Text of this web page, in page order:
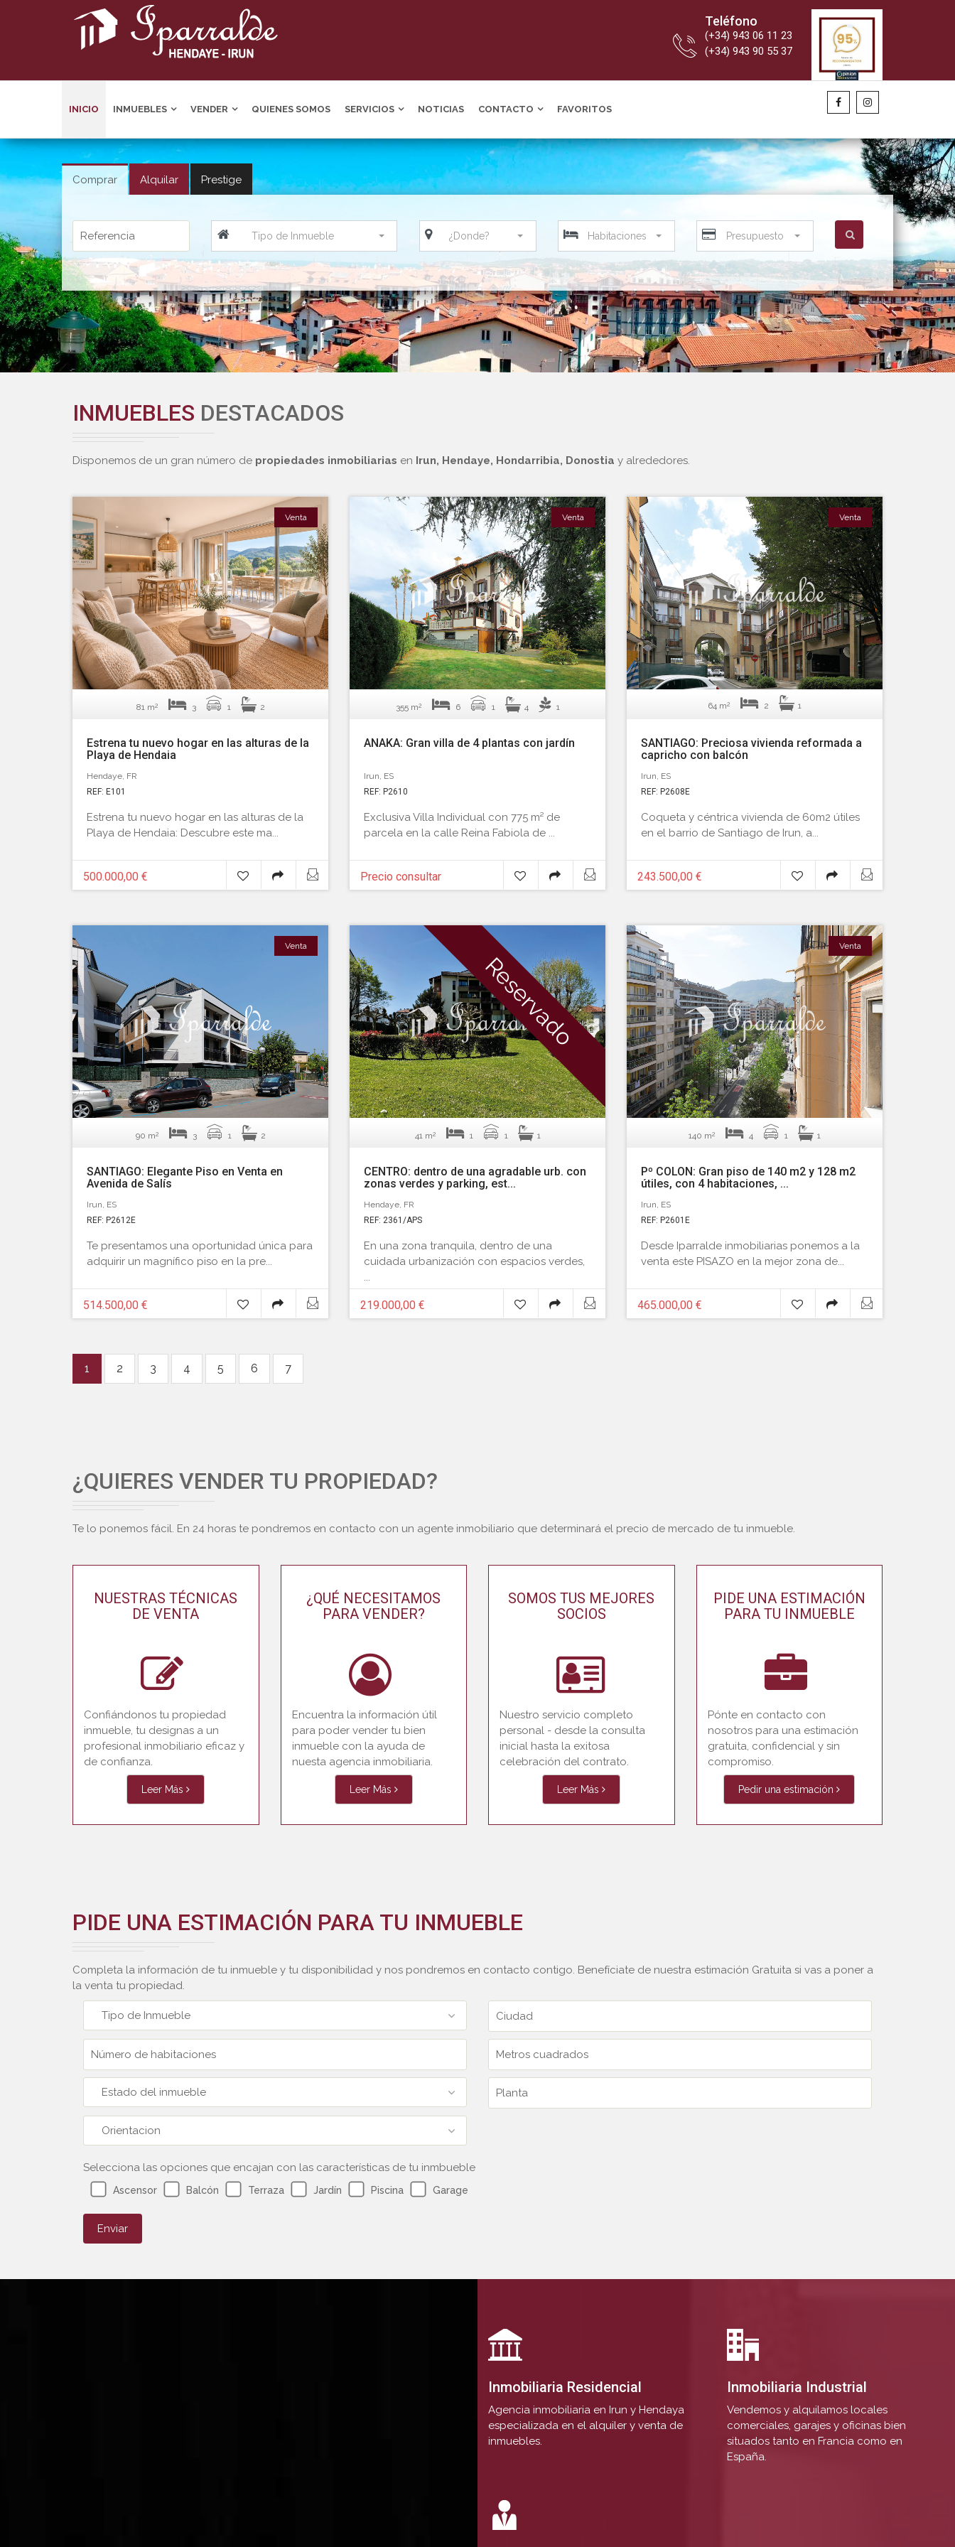
Teléfono
(+34) 943 06 11 23
(+34) 943 90 55 37
INICIO INMUEBLES VENDER QUIENES SOMOS SERVICIOS NOTICIAS CONTACTO FAVORITOS
Comprar Alquilar Prestige
Tipo de Inmueble ¿Donde? Habitaciones Presupuesto
INMUEBLES DESTACADOS
Disponemos de un gran número de propiedades inmobiliarias en Irun, Hendaye, Hondarribia, Donostia y alrededores.
81 m2 3 1 2
Venta
Estrena tu nuevo hogar en las alturas de la
Playa de Hendaia
Hendaye, FR
REF: E101
Estrena tu nuevo hogar en las alturas de la
Playa de Hendaia: Descubre este ma...
500.000,00 €
355 m2 6 1 4 1
Venta
ANAKA: Gran villa de 4 plantas con jardín
Irun, ES
REF: P2610
Exclusiva Villa Individual con 775 m² de
parcela en la calle Reina Fabiola de ...
Precio consultar
64 m2 2 1
Venta
SANTIAGO: Preciosa vivienda reformada a
capricho con balcón
Irun, ES
REF: P2608E
Coqueta y céntrica vivienda de 60m2 útiles
en el barrio de Santiago de Irun, a...
243.500,00 €
90 m2 3 1 2
Venta
SANTIAGO: Elegante Piso en Venta en
Avenida de Salís
Irun, ES
REF: P2612E
Te presentamos una oportunidad única para
adquirir un magnífico piso en la pre...
514.500,00 €
41 m2 1 1 1
Reservado
CENTRO: dentro de una agradable urb. con
zonas verdes y parking, est...
Hendaye, FR
REF: 2361/APS
En una zona tranquila, dentro de una
cuidada urbanización con espacios verdes,
...
219.000,00 €
140 m2 4 1 1
Venta
Pº COLON: Gran piso de 140 m2 y 128 m2
útiles, con 4 habitaciones, ...
Irun, ES
REF: P2601E
Desde Iparralde inmobiliarias ponemos a la
venta este PISAZO en la mejor zona de...
465.000,00 €
1 2 3 4 5 6 7
¿QUIERES VENDER TU PROPIEDAD?
Te lo ponemos fácil. En 24 horas te pondremos en contacto con un agente inmobiliario que determinará el precio de mercado de tu inmueble.
NUESTRAS TÉCNICAS
DE VENTA
Confiándonos tu propiedad
inmueble, tu designas a un
profesional inmobiliario eficaz y
de confianza.
Leer Más
¿QUÉ NECESITAMOS
PARA VENDER?
Encuentra la información útil
para poder vender tu bien
inmueble con la ayuda de
nuesta agencia inmobiliaria.
Leer Más
SOMOS TUS MEJORES
SOCIOS
Nuestro servicio completo
personal - desde la consulta
inicial hasta la exitosa
celebración del contrato.
Leer Más
PIDE UNA ESTIMACIÓN
PARA TU INMUEBLE
Pónte en contacto con
nosotros para una estimación
gratuita, confidencial y sin
compromiso.
Pedir una estimación
PIDE UNA ESTIMACIÓN PARA TU INMUEBLE
Completa la información de tu inmueble y tu disponibilidad y nos pondremos en contacto contigo. Benefíciate de nuestra estimación Gratuita si vas a poner a
la venta tu propiedad.
Tipo de Inmueble
Estado del inmueble
Orientacion
Selecciona las opciones que encajan con las características de tu inmbueble
Ascensor Balcón Terraza Jardín Piscina Garage
Enviar
Inmobiliaria Residencial
Agencia inmobiliaria en Irun y Hendaya
especializada en el alquiler y venta de
inmuebles.
Inmobiliaria Industrial
Vendemos y alquilamos locales
comerciales, garajes y oficinas bien
situados tanto en Francia como en
España.